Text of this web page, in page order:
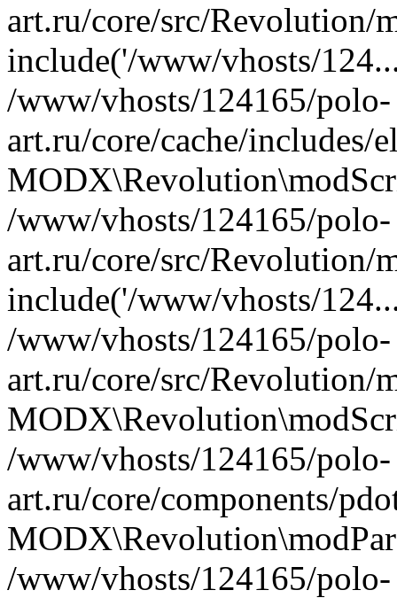
art.ru/core/src/Revolution/
include('/www/vhosts/
/www/vhosts/124165/polo-
art.ru/core/cache/includes/
/www/vhosts/124165/polo-
art.ru/core/src/Revolution/
include('/www/vhosts/
/www/vhosts/124165/polo-
art.ru/core/src/Revolution/
/www/vhosts/124165/polo-
art.ru/core/components/
/www/vhosts/124165/polo-